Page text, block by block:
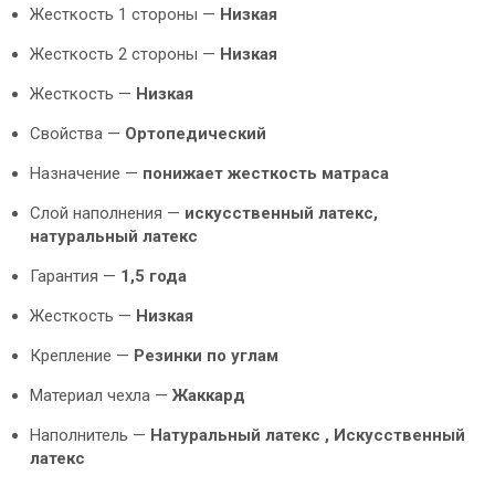
Жесткость 1 стороны — Низкая
Жесткость 2 стороны — Низкая
Жесткость — Низкая
Свойства — Ортопедический
Назначение — понижает жесткость матраса
Слой наполнения — искусственный латекс,
натуральный латекс
Гарантия — 1,5 года
Жесткость — Низкая
Крепление — Резинки по углам
Материал чехла — Жаккард
Наполнитель — Натуральный латекс , Искусственный
латекс